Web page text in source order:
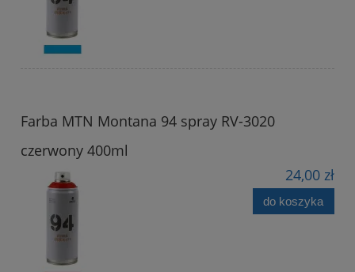
Farba MTN Montana 94 spray RV-3020
czerwony 400ml
24,00 zł
do koszyka